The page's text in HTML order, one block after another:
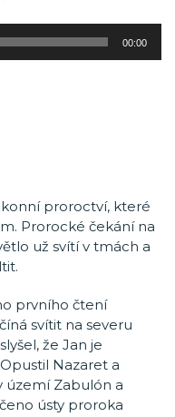
00:00
proroctví, které
Prorocké čekání na
už svítí v tmách a
prvního čtení
svítit na severu
že Jan je
Nazaret a
území Zabulón a
ústy proroka